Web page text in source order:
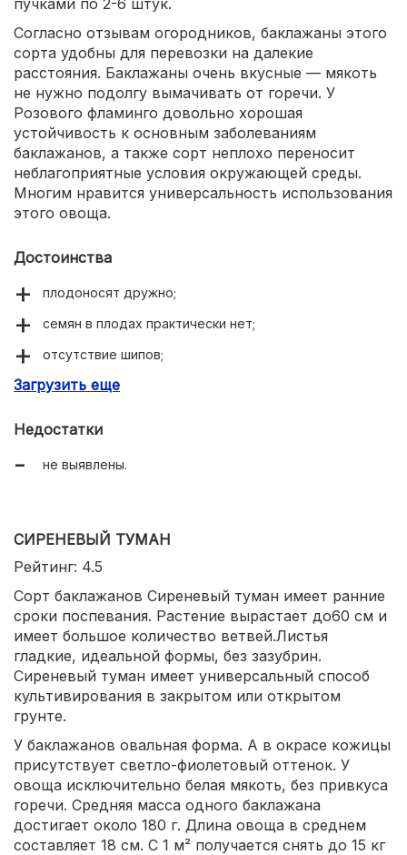
пучками по 2-6 штук.
Согласно отзывам огородников, баклажаны этого
сорта удобны для перевозки на далекие
расстояния. Баклажаны очень вкусные — мякоть
не нужно подолгу вымачивать от горечи. У
Розового фламинго довольно хорошая
устойчивость к основным заболеваниям
баклажанов, а также сорт неплохо переносит
неблагоприятные условия окружающей среды.
Многим нравится универсальность использования
этого овоща.
Достоинства
плодоносят дружно;
семян в плодах практически нет;
отсутствие шипов;
отличные вкусовые характеристики;
Загрузить еще
Недостатки
не выявлены.
СИРЕНЕВЫЙ ТУМАН
Рейтинг: 4.5
Сорт баклажанов Сиреневый туман имеет ранние
сроки поспевания. Растение вырастает до60 см и
имеет большое количество ветвей.Листья
гладкие, идеальной формы, без зазубрин.
Сиреневый туман имеет универсальный способ
культивирования в закрытом или открытом
грунте.
У баклажанов овальная форма. А в окрасе кожицы
присутствует светло-фиолетовый оттенок. У
овоща исключительно белая мякоть, без привкуса
горечи. Средняя масса одного баклажана
достигает около 180 г. Длина овоща в среднем
составляет 18 см. С 1 м² получается снять до 15 кг